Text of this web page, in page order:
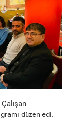
düzenledi.